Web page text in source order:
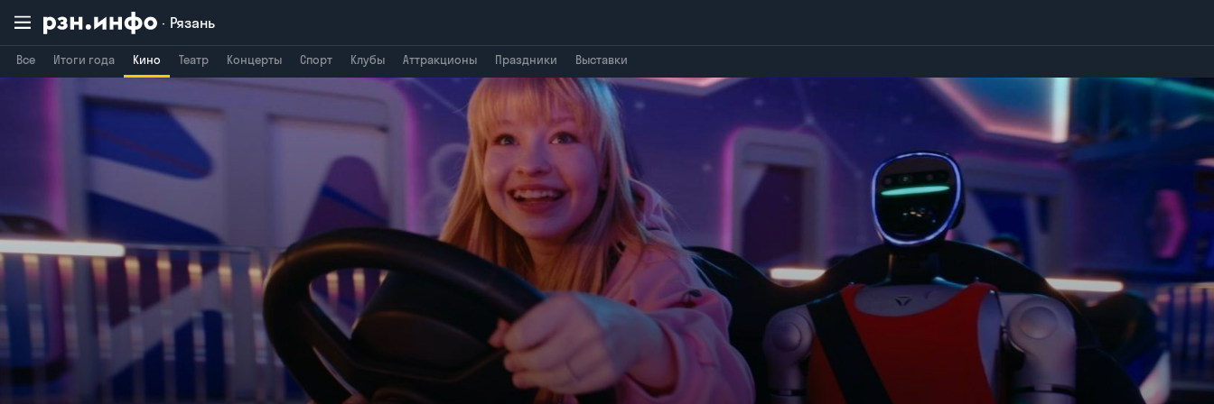
Рязань
Все Итоги года Кино Театр Концерты Спорт Клубы Аттракционы Праздники Выставки